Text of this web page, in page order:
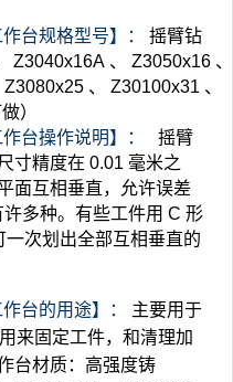
台规格型号】：
摇臂钻
Z3040x16A 、
Z3050x16 、
Z3080x25 、 Z30100x31 、
）
台操作说明】：
摇臂
寸精度在 0.01 毫米之
面互相垂直，允许误差
多种。有些工件用 C 形
次划出全部互相垂直的
台的用途】：
主要用于
来固定工件，和清理加
台材质：高强度铸